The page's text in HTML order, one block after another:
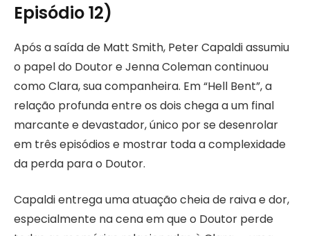
Episódio 12)
Após a saída de Matt Smith, Peter Capaldi assumiu
o papel do Doutor e Jenna Coleman continuou
como Clara, sua companheira. Em “Hell Bent”, a
relação profunda entre os dois chega a um final
marcante e devastador, único por se desenrolar
em três episódios e mostrar toda a complexidade
da perda para o Doutor.
Capaldi entrega uma atuação cheia de raiva e dor,
especialmente na cena em que o Doutor perde